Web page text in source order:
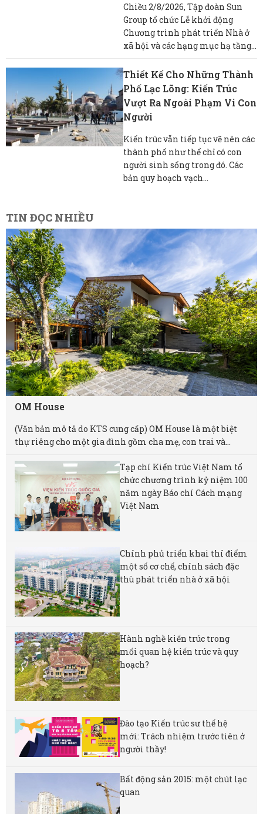
Chiều 2/8/2026, Tập đoàn Sun
Group tổ chức Lễ khởi động
Chương trình phát triển Nhà ở
xã hội và các hạng mục hạ tầng...
Thiết Kế Cho Những Thành
Phố Lạc Lõng: Kiến Trúc
Vượt Ra Ngoài Phạm Vi Con
Người
Kiến trúc vẫn tiếp tục vẽ nên các
thành phố như thể chỉ có con
người sinh sống trong đó. Các
bản quy hoạch vạch...
TIN ĐỌC NHIỀU
OM House
(Văn bản mô tả do KTS cung cấp) OM House là một biệt
thự riêng cho một gia đình gồm cha mẹ, con trai và...
Tạp chí Kiến trúc Việt Nam tổ
chức chương trình kỷ niệm 100
năm ngày Báo chí Cách mạng
Việt Nam
Chính phủ triển khai thí điểm
một số cơ chế, chính sách đặc
thù phát triển nhà ở xã hội
Hành nghề kiến trúc trong
mối quan hệ kiến trúc và quy
hoạch?
Đào tạo Kiến trúc sư thế hệ
mới: Trách nhiệm trước tiên ở
người thầy!
Bất động sản 2015: một chút lạc
quan